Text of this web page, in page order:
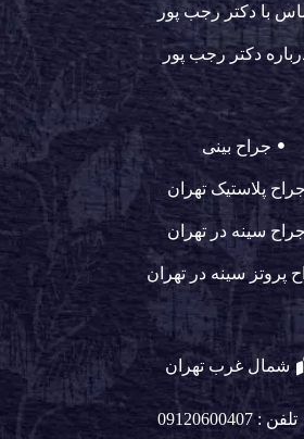
با دکتر رجب پور
دکتر رجب پور
جراح بینی
جراح پلاستیک تهران
جراح سینه در تهران
پروتز سینه در تهران
شمال غرب تهران
تلفن : 09120600407